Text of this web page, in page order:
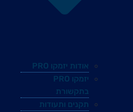
אודות יזמקו PRO
יזמקו PRO
בתקשורת
תקנים ותעודות